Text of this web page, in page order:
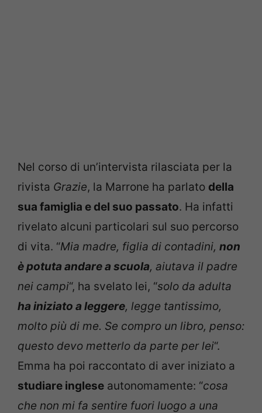
Nel corso di un’intervista rilasciata per la
rivista Grazie, la Marrone ha parlato della
sua famiglia e del suo passato. Ha infatti
rivelato alcuni particolari sul suo percorso
di vita. “Mia madre, figlia di contadini, non
è potuta andare a scuola, aiutava il padre
nei campi“, ha svelato lei, “solo da adulta
ha iniziato a leggere, legge tantissimo,
molto più di me. Se compro un libro, penso:
questo devo metterlo da parte per lei“.
Emma ha poi raccontato di aver iniziato a
studiare inglese autonomamente: “cosa
che non mi fa sentire fuori luogo a una